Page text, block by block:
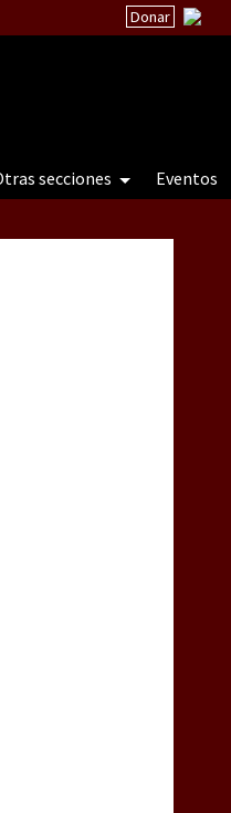
Donar
secciones Eventos
e a natureza sob cerco)
la guerra contra el CIPOG-EZ